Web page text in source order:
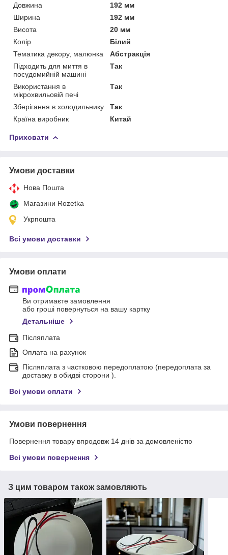
Довжина
192 мм
Ширина
192 мм
Висота
20 мм
Колір
Білий
Тематика декору, малюнка
Абстракція
Підходить для миття в
посудомийній машині
Так
Використання в
мікрохвильовій печі
Так
Зберігання в холодильнику
Так
Країна виробник
Китай
Приховати
Умови доставки
Нова Пошта
Магазини Rozetka
Укрпошта
Всі умови доставки
Умови оплати
Ви отримаєте замовлення
або гроші повернуться на вашу картку
Детальніше
Післяплата
Оплата на рахунок
Післяплата з частковою передоплатою (передоплата за
доставку в обидві сторони ).
Всі умови оплати
Умови повернення
Повернення товару впродовж 14 днів за домовленістю
Всі умови повернення
З цим товаром також замовляють